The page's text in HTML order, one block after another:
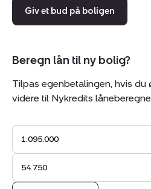
Giv et bud på boligen
Beregn lån til ny bolig?
Tilpas egenbetalingen, hvis du
videre til Nykredits